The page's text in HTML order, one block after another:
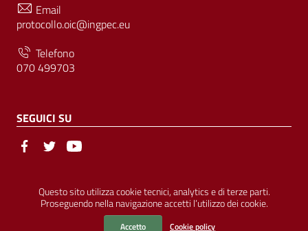
Questo sito utilizza cookie tecnici, analytics e di terze parti.
Proseguendo nella navigazione accetti l’utilizzo dei cookie.
Accetto Cookie policy
Email
protocollo.oic@ingpec.eu
Telefono
070 499703
SEGUICI SU
Sezione Link Utili
© Ordine degli Ingegneri della Provincia di Cagliari | P.IVA
00458800927 |Amministrazione Trasparente | Pubblicità Legale
Accessibilità